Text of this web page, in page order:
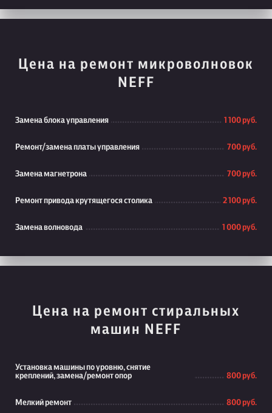
Цена на ремонт микроволновок
NEFF
Замена блока управления 1 100 руб.
Ремонт/замена платы управления 700 руб.
Замена магнетрона 700 руб.
Ремонт привода крутящегося столика 2 100 руб.
Замена волновода 1 000 руб.
Цена на ремонт стиральных
машин NEFF
Установка машины по уровню, снятие
креплений, замена/ремонт опор
800 руб.
Мелкий ремонт 800 руб.